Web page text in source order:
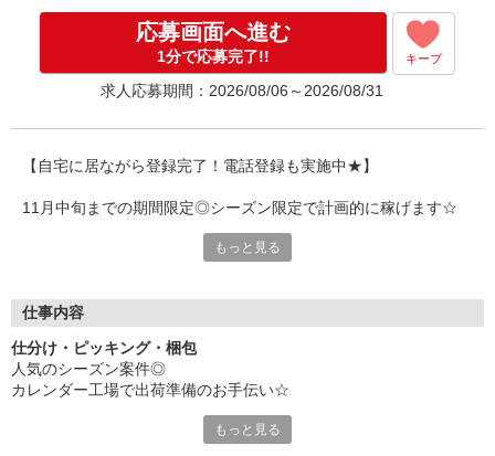
応募画面へ進む
1分で応募完了!! キープ
求人応募期間：2026/08/06～2026/08/31
【自宅に居ながら登録完了！電話登録も実施中★】
11月中旬までの期間限定◎シーズン限定で計画的に稼げます☆
倉庫内は3名程度の少人数職場
分からないコトは、いつでも質問OKです
＜事業内容＞紙製品などの印刷会社です。
＜従業員数＞30人以上‐50人未満
もっと見る
仕事内容
仕分け・ピッキング・梱包
人気のシーズン案件◎
カレンダー工場で出荷準備のお手伝い☆
もっと見る